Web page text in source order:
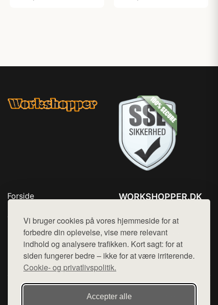
Vi bruger cookies på vores hjemmeside for at
forbedre din oplevelse, vise mere relevant
indhold og analysere trafikken. Kort sagt: for at
siden fungerer bedre – ikke for at være irriterende.
Cookie- og privatlivspolitik.
Accepter alle
Forside
Top Rabatter
Kontakt
WORKSHOPPER.DK
Mail: hej@want.dk
Cookie- og privatlivspolitik
Denne side er en del af want.dk, der udgiver en række